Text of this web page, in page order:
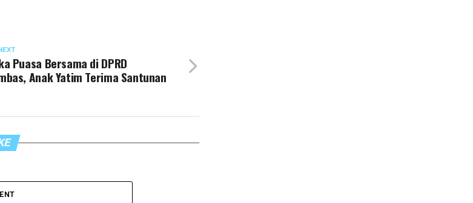
Puasa Bersama di DPRD
Anak Yatim Terima Santunan